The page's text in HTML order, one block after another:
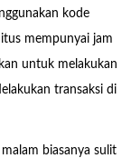
kode
mempunyai jam
untuk melakukan
transaksi di
biasanya sulit